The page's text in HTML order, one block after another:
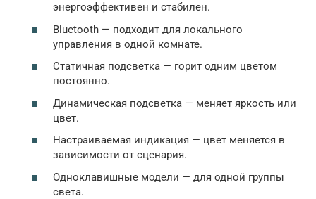
энергоэффективен и стабилен.
Bluetooth — подходит для локального
управления в одной комнате.
Статичная подсветка — горит одним цветом
постоянно.
Динамическая подсветка — меняет яркость или
цвет.
Настраиваемая индикация — цвет меняется в
зависимости от сценария.
Одноклавишные модели — для одной группы
света.